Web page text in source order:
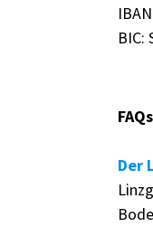
BIC:
FAQs
Der